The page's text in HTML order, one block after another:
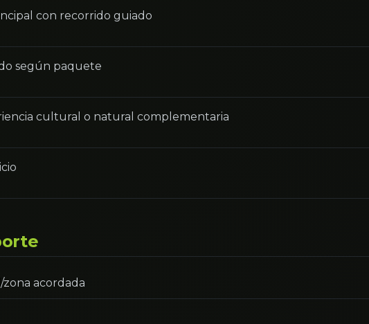
con recorrido guiado
según paquete
cultural o natural complementaria
acordada